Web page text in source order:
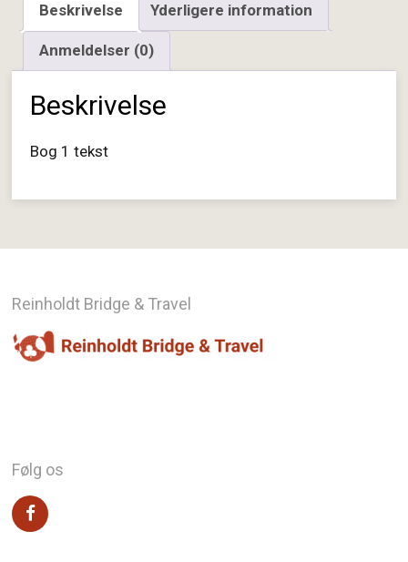
Beskrivelse Yderligere information
Anmeldelser (0)
Beskrivelse
Bog 1 tekst
Reinholdt Bridge & Travel
Følg os